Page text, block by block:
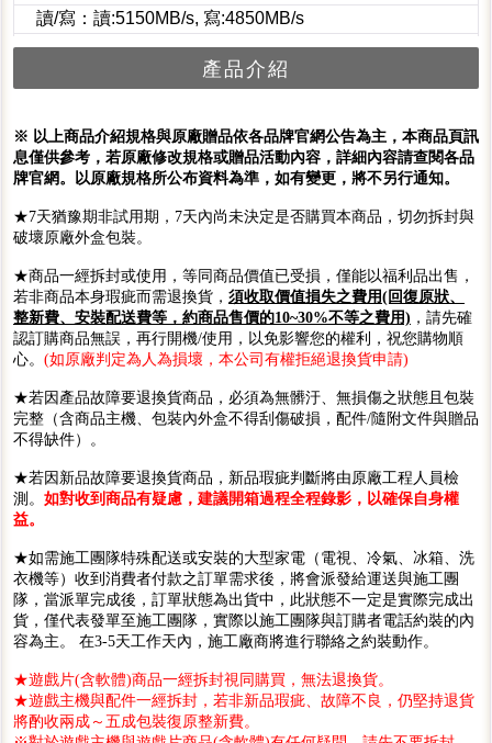
讀/寫：讀:5150MB/s, 寫:4850MB/s
產品介紹
※ 以上商品介紹規格與原廠贈品依各品牌官網公告為主，本商品頁訊
息僅供參考，若原廠修改規格或贈品活動內容，詳細內容請查閱各品
牌官網。以原廠規格所公布資料為準，如有變更，將不另行通知。
★7天猶豫期非試用期，7天內尚未決定是否購買本商品，切勿拆封與
破壞原廠外盒包裝。
★商品一經拆封或使用，等同商品價值已受損，僅能以福利品出售，
若非商品本身瑕疵而需退換貨， 須收取價值損失之費用(回復原狀、
整新費、安裝配送費等，約商品售價的10~30%不等之費用) ，請先確
認訂購商品無誤，再行開機/使用，以免影響您的權利，祝您購物順
心。 (如原廠判定為人為損壞，本公司有權拒絕退換貨申請)
★若因產品故障要退換貨商品，必須為無髒汙、無損傷之狀態且包裝
完整（含商品主機、包裝內外盒不得刮傷破損，配件/隨附文件與贈品
不得缺件）。
★若因新品故障要退換貨商品，新品瑕疵判斷將由原廠工程人員檢
測。 如對收到商品有疑慮，建議開箱過程全程錄影，以確保自身權
益。
★如需施工團隊特殊配送或安裝的大型家電（電視、冷氣、冰箱、洗
衣機等）收到消費者付款之訂單需求後，將會派發給運送與施工團
隊，當派單完成後，訂單狀態為出貨中，此狀態不一定是實際完成出
貨，僅代表發單至施工團隊，實際以施工團隊與訂購者電話約裝的內
容為主。 在3-5天工作天內，施工廠商將進行聯絡之約裝動作。
★遊戲片(含軟體)商品一經拆封視同購買，無法退換貨。
★遊戲主機與配件一經拆封，若非新品瑕疵、故障不良，仍堅持退貨
將酌收兩成～五成包裝復原整新費。